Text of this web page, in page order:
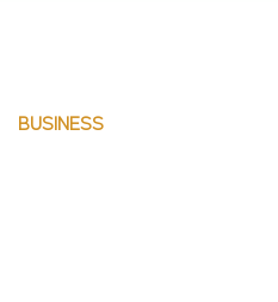
BUSINESS